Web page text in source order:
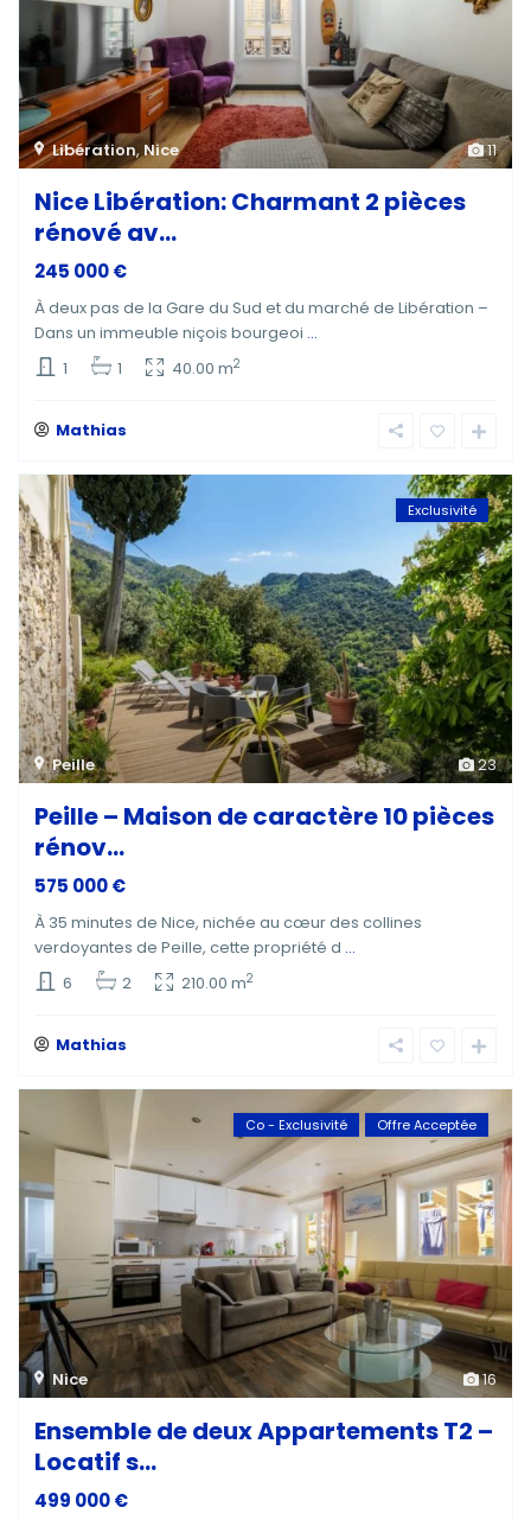
11
Libération,Nice
Nice Libération: Charmant 2 pièces
rénové av...
245 000 €
À deux pas de la Gare du Sud et du marché de Libération –
Dans un immeuble niçois bourgeoi ...
1
1 40.00 m2
Mathias
23
Peille
Exclusivité
Peille – Maison de caractère 10 pièces
rénov...
575 000 €
À 35 minutes de Nice, nichée au cœur des collines
verdoyantes de Peille, cette propriété d ...
6
2 210.00 m2
Mathias
16
Nice
Co - Exclusivité Offre Acceptée
Ensemble de deux Appartements T2 –
Locatif s...
499 000 €